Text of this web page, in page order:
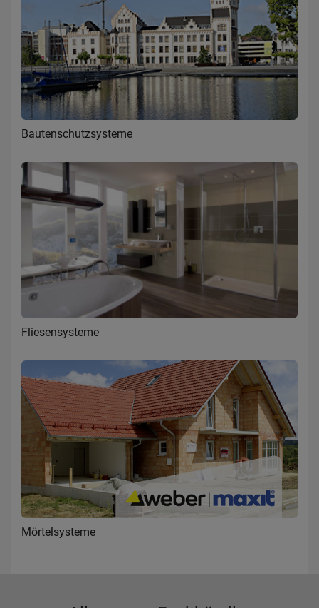
Bautenschutzsysteme
Fliesensysteme
Mörtelsysteme